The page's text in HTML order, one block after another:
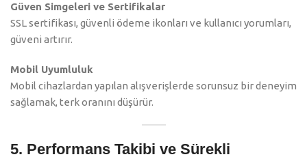
Güven Simgeleri ve Sertifikalar
SSL sertifikası, güvenli ödeme ikonları ve kullanıcı yorumları,
güveni artırır.
Mobil Uyumluluk
Mobil cihazlardan yapılan alışverişlerde sorunsuz bir deneyim
sağlamak, terk oranını düşürür.
5. Performans Takibi ve Sürekli